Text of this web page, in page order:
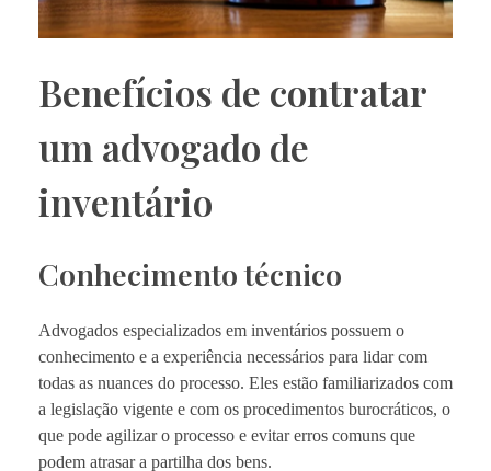
Benefícios de contratar
um advogado de
inventário
Conhecimento técnico
Advogados especializados em inventários possuem o
conhecimento e a experiência necessários para lidar com
todas as nuances do processo. Eles estão familiarizados com
a legislação vigente e com os procedimentos burocráticos, o
que pode agilizar o processo e evitar erros comuns que
podem atrasar a partilha dos bens.